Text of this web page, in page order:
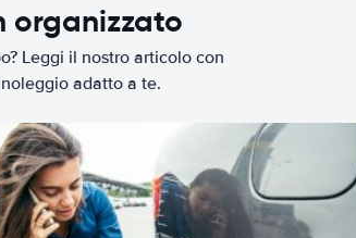
organizzato
Leggi il nostro articolo con
adatto a te.